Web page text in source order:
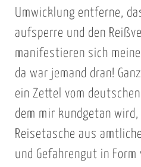
Umwicklung entferne,
aufsperre und den
manifestieren sich
da war jemand dran!
ein Zettel vom
dem mir kundgetan wird,
Reisetasche aus
und Gefahrengut in